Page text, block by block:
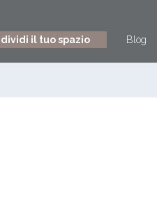
il tuo spazio Blog